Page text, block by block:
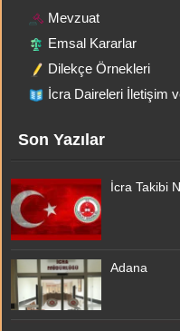
Mevzuat
Emsal Kararlar
Dilekçe Örnekleri
İcra Daireleri İletişim
Son Yazılar
İcra Takibi
Adana